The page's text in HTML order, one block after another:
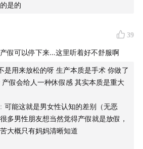
也依旧有年龄焦虑。
响
同时自我厌弃。
有某一个成就突然失效。
掉。
是的
39
假可以停下来…这里听着好不舒服啊
是用来放松的呀 生产本质是手术 你做了
假会给人一种休假感 其实本质是重大
: 可能这就是男女性认知的差别（无恶
多男性朋友想当然觉得产假就是放假，
大概只有妈妈清晰知道